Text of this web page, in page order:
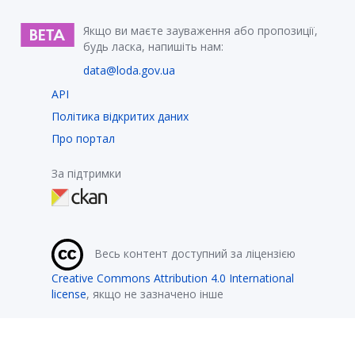
Якщо ви маєте зауваження або пропозиції,
будь ласка, напишіть нам:
data@loda.gov.ua
API
Політика відкритих даних
Про портал
За підтримки
Весь контент доступний за ліцензією
Creative Commons Attribution 4.0 International
license, якщо не зазначено інше